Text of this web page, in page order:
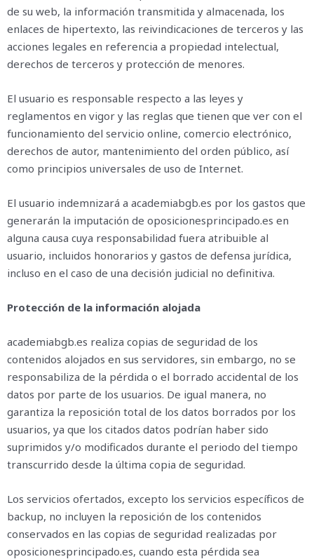
de su web, la información transmitida y almacenada, los
enlaces de hipertexto, las reivindicaciones de terceros y las
acciones legales en referencia a propiedad intelectual,
derechos de terceros y protección de menores.
El usuario es responsable respecto a las leyes y
reglamentos en vigor y las reglas que tienen que ver con el
funcionamiento del servicio online, comercio electrónico,
derechos de autor, mantenimiento del orden público, así
como principios universales de uso de Internet.
El usuario indemnizará a academiabgb.es por los gastos que
generarán la imputación de oposicionesprincipado.es en
alguna causa cuya responsabilidad fuera atribuible al
usuario, incluidos honorarios y gastos de defensa jurídica,
incluso en el caso de una decisión judicial no definitiva.
Protección de la información alojada
academiabgb.es realiza copias de seguridad de los
contenidos alojados en sus servidores, sin embargo, no se
responsabiliza de la pérdida o el borrado accidental de los
datos por parte de los usuarios. De igual manera, no
garantiza la reposición total de los datos borrados por los
usuarios, ya que los citados datos podrían haber sido
suprimidos y/o modificados durante el periodo del tiempo
transcurrido desde la última copia de seguridad.
Los servicios ofertados, excepto los servicios específicos de
backup, no incluyen la reposición de los contenidos
conservados en las copias de seguridad realizadas por
oposicionesprincipado.es, cuando esta pérdida sea